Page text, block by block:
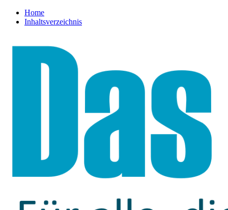
Home
Inhaltsverzeichnis